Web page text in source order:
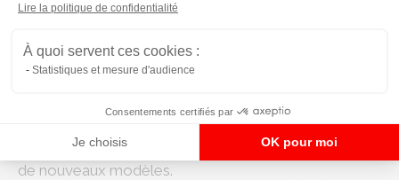
longévitéà l’ensemble du parc et d’éviter tout
problème de sécurité pour vos collaborateurs.
Qui plus est, en agissant de la sorte, vous vous offrez
revente ou la reprise de chaque véhicule vous
permettra donc d’anticiper plus efficacement l’achat
de nouveaux modèles.
Lire la politique de confidentialité
À quoi servent ces cookies :
Statistiques et mesure d'audience
Consentements certifiés par
Je choisis OK pour moi